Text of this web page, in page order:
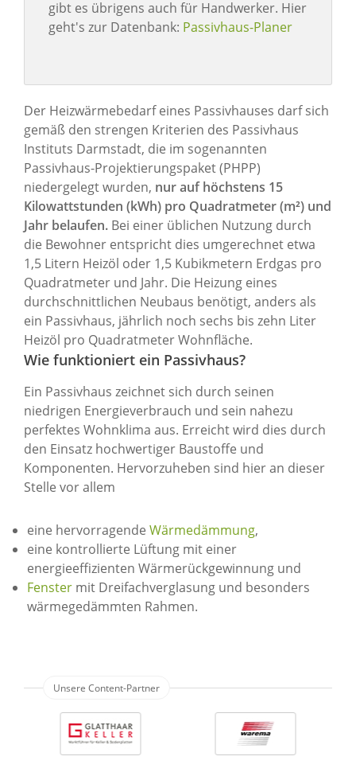
gibt es übrigens auch für Handwerker. Hier
geht's zur Datenbank: Passivhaus-Planer
Der Heizwärmebedarf eines Passivhauses darf sich
gemäß den strengen Kriterien des Passivhaus
Instituts Darmstadt, die im sogenannten
Passivhaus-Projektierungspaket (PHPP)
niedergelegt wurden, nur auf höchstens 15
Kilowattstunden (kWh) pro Quadratmeter (m²) und
Jahr belaufen. Bei einer üblichen Nutzung durch
die Bewohner entspricht dies umgerechnet etwa
1,5 Litern Heizöl oder 1,5 Kubikmetern Erdgas pro
Quadratmeter und Jahr. Die Heizung eines
durchschnittlichen Neubaus benötigt, anders als
ein Passivhaus, jährlich noch sechs bis zehn Liter
Heizöl pro Quadratmeter Wohnfläche.
Wie funktioniert ein Passivhaus?
Ein Passivhaus zeichnet sich durch seinen
niedrigen Energieverbrauch und sein nahezu
perfektes Wohnklima aus. Erreicht wird dies durch
den Einsatz hochwertiger Baustoffe und
Komponenten. Hervorzuheben sind hier an dieser
Stelle vor allem
eine hervorragende Wärmedämmung,
eine kontrollierte Lüftung mit einer
energieeffizienten Wärmerückgewinnung und
Fenster mit Dreifachverglasung und besonders
wärmegedämmten Rahmen.